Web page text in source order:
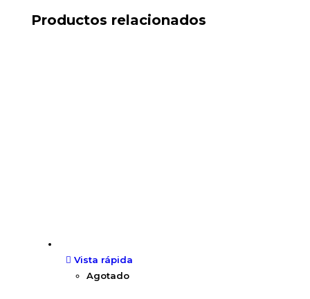
Productos relacionados
Vista rápida
Agotado